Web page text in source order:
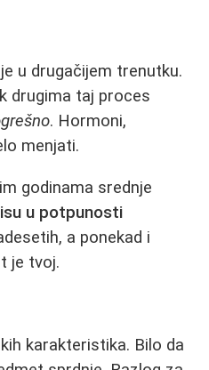
u drugačijem trenutku.
drugima taj proces
. Hormoni,
menjati.
godinama srednje
u potpunosti
a ponekad i
je tvoj.
karakteristika. Bilo da